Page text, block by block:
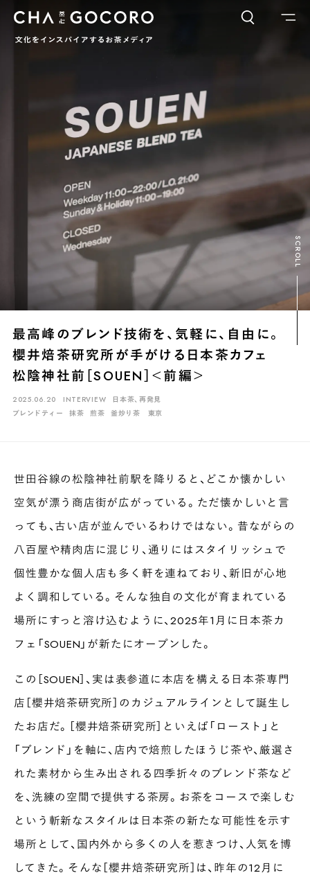
ワードでさがす
カテゴリでさがす
CHAGOCORO TALK イベント 日本茶、再発見
茶と食 茶のつくり手たち Ocha SURU? Lab.
PAUSE & INSPIRE ファーストプレイスで、お茶を COLUMN
COLOURS BY CHAGOCORO
お茶でさがす
ブレンドティー 釜炒り茶 番茶 台湾茶 抹茶
ハーブティー 白葉茶 玉露 茎茶 碾茶
白茶 烏龍茶 ミルクティー かぶせ茶
新潟 神奈川 群馬 茨城 栃木 熊本 島根 福岡
岐阜 愛知 三重 鹿児島 長崎 京都 山梨 石川
岡山 広島
最高峰のブレンド技術を、気軽に、自由に。
櫻井焙茶研究所が手がける日本茶カフェ
松陰神社前［SOUEN］＜前編＞
2025.06.20 INTERVIEW
日本茶、再発見
ブレンドティー
抹茶 煎茶 釜炒り茶 東京
SCROLL
世田谷線の松陰神社前駅を降りると、どこか懐かしい
空気が漂う商店街が広がっている。ただ懐かしいと言
っても、古い店が並んでいるわけではない。昔ながらの
八百屋や精肉店に混じり、通りにはスタイリッシュで
個性豊かな個人店も多く軒を連ねており、新旧が心地
よく調和している。そんな独自の文化が育まれている
場所にすっと溶け込むように、2025年1月に日本茶カ
フェ「SOUEN」が新たにオープンした。
この［SOUEN］、実は表参道に本店を構える日本茶専門
店［櫻井焙茶研究所］のカジュアルラインとして誕生し
たお店だ。［櫻井焙茶研究所］といえば「ロースト」と
「ブレンド」を軸に、店内で焙煎したほうじ茶や、厳選さ
れた素材から生み出される四季折々のブレンド茶など
を、洗練の空間で提供する茶房。お茶をコースで楽しむ
という斬新なスタイルは日本茶の新たな可能性を示す
場所として、国内外から多くの人を惹きつけ、人気を博
してきた。そんな［櫻井焙茶研究所］は、昨年の12月に